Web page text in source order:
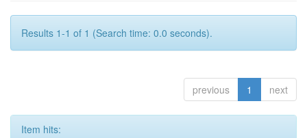
Results 1-1 of 1 (Search time: 0.0 seconds).
previous 1 next
Item hits: